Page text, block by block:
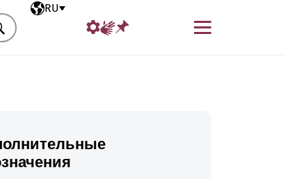
Выбранный язык
RU
Меню